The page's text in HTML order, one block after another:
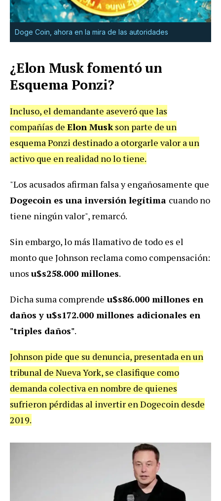
Doge Coin, ahora en la mira de las autoridades
¿Elon Musk fomentó un
Esquema Ponzi?
Incluso, el demandante aseveró que las
compañías de Elon Muskson parte de un
esquema Ponzi destinado a otorgarle valor a un
activo que en realidad no lo tiene.
"Los acusados afirman falsa y engañosamente que
Dogecoin es una inversión legítima cuando no
tiene ningún valor", remarcó.
Sin embargo, lo más llamativo de todo es el
monto que Johnson reclama como compensación:
unos u$s258.000 millones.
Dicha suma comprende u$s86.000 millones en
daños y u$s172.000 millones adicionales en
"triples daños".
Johnson pide que su denuncia, presentada en un
tribunal de Nueva York, se clasifique como
demanda colectiva en nombre de quienes
sufrieron pérdidas al invertir en Dogecoin desde
2019.